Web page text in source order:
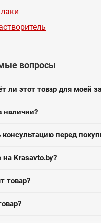
вопросы
ли этот товар для моей
наличии?
перед
на Krasavto.by?
товар?